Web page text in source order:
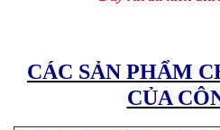
CÁC SẢN PHẨM
CỦA